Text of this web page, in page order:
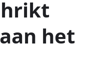
het